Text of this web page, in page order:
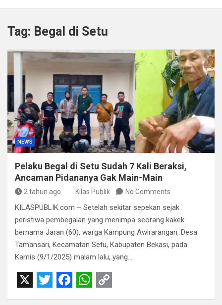
Satpol PP Bandung Tertibkan 645 Bangunan Liar dalam
Polisi Bongkar Dugaan Peredaran Sabu di Bengkulu,
Kurir Ganja Ditangkap, Puluhan Paket Digagalkan Polisi
Polda Sulteng Borong Empat Medali di Kapolri Cup
2026
Tag: Begal di Setu
NEWS
Pelaku Begal di Setu Sudah 7 Kali Beraksi,
Ancaman Pidananya Gak Main-Main
2 tahun ago Kilas Publik No Comments
KILASPUBLIK.com – Setelah sekitar sepekan sejak
peristiwa pembegalan yang menimpa seorang kakek
bernama Jaran (60), warga Kampung Awirarangan, Desa
Tamansari, Kecamatan Setu, Kabupaten Bekasi, pada
Kamis (9/1/2025) malam lalu, yang…
X T F W C